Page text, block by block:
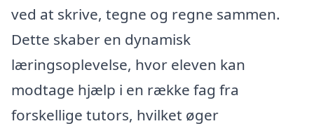
ved at skrive, tegne og regne sammen.
Dette skaber en dynamisk
læringsoplevelse, hvor eleven kan
modtage hjælp i en række fag fra
forskellige tutors, hvilket øger